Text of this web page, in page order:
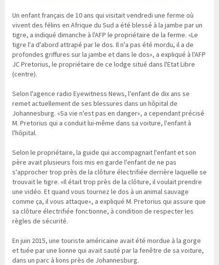
Un enfant français de 10 ans qui visitait vendredi une ferme où
vivent des félins en Afrique du Sud a été blessé à la jambe par un
tigre, a indiqué dimanche à l'AFP le propriétaire de la ferme. «Le
tigre l'a d'abord attrapé par le dos. Il n'a pas été mordu, il a de
profondes griffures sur la jambe et dans le dos», a expliqué à l'AFP
JC Pretorius, le propriétaire de ce lodge situé dans l'Etat Libre
(centre).
Selon l'agence radio Eyewitness News, l'enfant de dix ans se
remet actuellement de ses blessures dans un hôpital de
Johannesburg. «Sa vie n'est pas en danger», a cependant précisé
M. Pretorius qui a conduit lui-même dans sa voiture, l'enfant à
l'hôpital.
Selon le propriétaire, la guide qui accompagnait l'enfant et son
père avait plusieurs fois mis en garde l'enfant de ne pas
s'approcher trop près de la clôture électrifiée derrière laquelle se
trouvait le tigre. «Il était trop près de la clôture, il voulait prendre
une vidéo. Et quand vous tournez le dos à un animal sauvage
comme ça, il vous attaque», a expliqué M. Pretorius qui assure que
sa clôture électrifiée fonctionne, à condition de respecter les
règles de sécurité.
En juin 2015, une touriste américaine avait été mordue à la gorge
et tuée par une lionne qui avait sauté par la fenêtre de sa voiture,
dans un parc à lions près de Johannesburg.